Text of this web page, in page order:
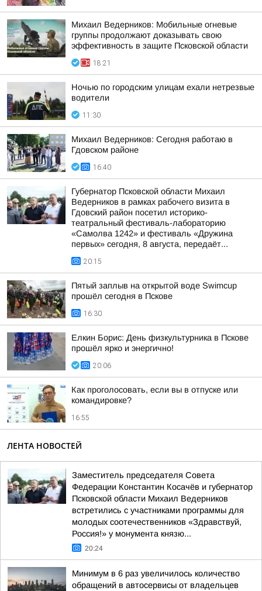
Михаил Ведерников: Мобильные огневые
группы продолжают доказывать свою
эффективность в защите Псковской области
18:21
Ночью по городским улицам ехали нетрезвые
водители
11:30
Михаил Ведерников: Сегодня работаю в
Гдовском районе
16:40
Губернатор Псковской области Михаил
Ведерников в рамках рабочего визита в
Гдовский район посетил историко-
театральный фестиваль-лабораторию
«Самолва 1242» и фестиваль «Дружина
первых» сегодня, 8 августа, передаёт...
20:15
Пятый заплыв на открытой воде Swimcup
прошёл сегодня в Пскове
16:30
Елкин Борис: День физкультурника в Пскове
прошёл ярко и энергично!
20:06
Как проголосовать, если вы в отпуске или
командировке?
16:55
ЛЕНТА НОВОСТЕЙ
Заместитель председателя Совета
Федерации Константин Косачёв и губернатор
Псковской области Михаил Ведерников
встретились с участниками программы для
молодых соотечественников «Здравствуй,
Россия!» у монумента князю...
20:24
Минимум в 6 раз увеличилось количество
обращений в автосервисы от владельцев